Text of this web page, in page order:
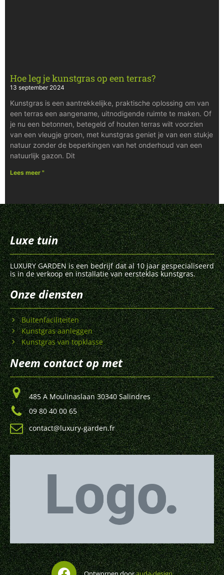
Hoe leg je kunstgras op een terras?
13 september 2024
Kunstgras is een aantrekkelijke, praktische oplossing om van
een terras een aangename, uitnodigende ruimte te maken. Of
je nu een betonnen, betegeld of houten terras wilt voorzien
van een vleugje groen, met kunstgras geniet je van een stukje
natuur zonder de beperkingen van het onderhoud van een
natuurlijk gazon. Dit
Lees meer "
Luxe tuin
LUXURY GARDEN is een bedrijf dat al 10 jaar gespecialiseerd
is in de verkoop en installatie van eersteklas kunstgras.
Onze diensten
Buitenfaciliteiten
Kunstgras aanleggen
Kunstgras van topklasse
Neem contact op met
485 A Moulinaslaan 30340 Salindres
09 80 40 00 65
contact@luxury-garden.fr